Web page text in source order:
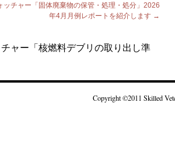
ッチャー「固体廃棄物の保管・処理・処分」2026
年4月月例レポートを紹介します →
ャー「核燃料デブリの取り出し準
Copyright ©2011 Skilled